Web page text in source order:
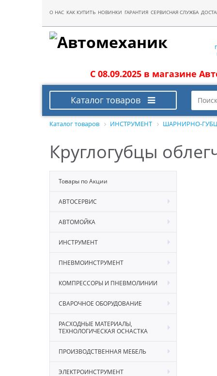
О НАС КАК КУПИТЬ НОВИНКИ ГАРАНТИЯ СЕРВИСНАЯ СЛУЖБА
С 08.09.2025 в магазине
Каталог товаров
Каталог товаров ИНСТРУМЕНТ ШАРНИРНО-
Круглогубцы
Товары по Акции
АВТОСЕРВИС
АВТОМОЙКА
ИНСТРУМЕНТ
ПНЕВМОИНСТРУМЕНТ
КОМПРЕССОРЫ И ПНЕВМОЛИНИИ
СВАРОЧНОЕ ОБОРУДОВАНИЕ
РАСХОДНЫЕ МАТЕРИАЛЫ,
ТЕХНОЛОГИЧЕСКАЯ ОСНАСТКА
ПРОИЗВОДСТВЕННАЯ МЕБЕЛЬ
ЭЛЕКТРОИНСТРУМЕНТ